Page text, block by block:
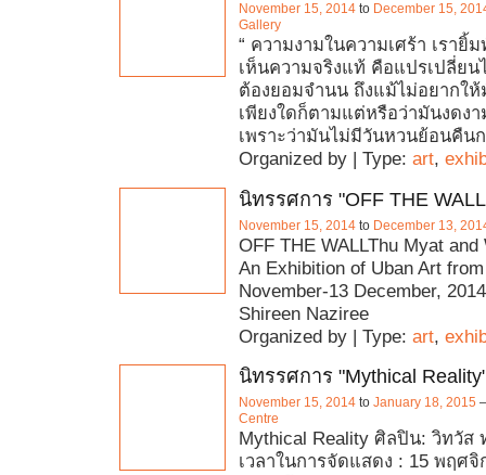
November 15, 2014 to December 15,
Gallery
“ ความงามในความเศร้า เรายิ้
เห็นความจริงแท้ คือแปรเปลี่ยน
ต้องยอมจำนน ถึงแม้ไม่อยากใ
เพียงใดก็ตามแต่หรือว่ามันงดง
เพราะว่ามันไม่มีวันหวนย้อนคืน
Organized by | Type: art,
นิทรรศการ "OFF THE
November 15, 2014 to December 13,
OFF THE WALLThu Myat and
An Exhibition of Uban Art
November-13 December,
Shireen Naziree
Organized by | Type: art,
นิทรรศการ "Mythical
November 15, 2014 to January 18, 2015
Centre
Mythical Reality ศิลปิน: วิทวัส
เวลาในการจัดแสดง : 15 พฤศ